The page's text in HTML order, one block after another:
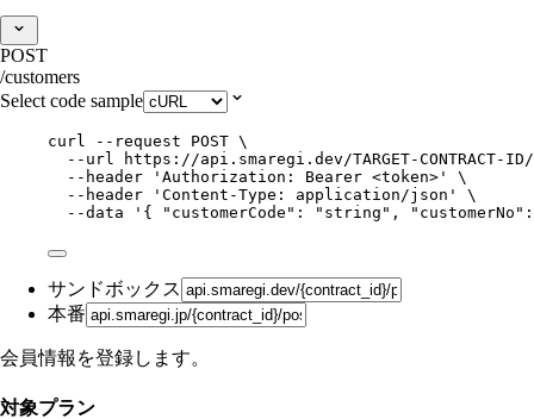
POST
/customers
Select code sample
curl --request POST \
--url
https://api.smaregi.dev/TARGET-CONTRACT-
--header
' Authorization: Bearer <token> '
\
--header
' Content-Type: application/json '
\
--data
' { "customerCode": "string",
サンドボックス
本番
会員情報を登録します。
対象プラン